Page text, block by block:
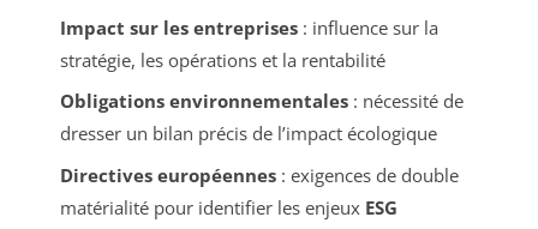
Impact sur les entreprises: influence sur la
stratégie, les opérations et la rentabilité
Obligations environnementales: nécessité de
dresser un bilan précis de l’impact écologique
Directives européennes: exigences de double
matérialité pour identifier les enjeux ESG